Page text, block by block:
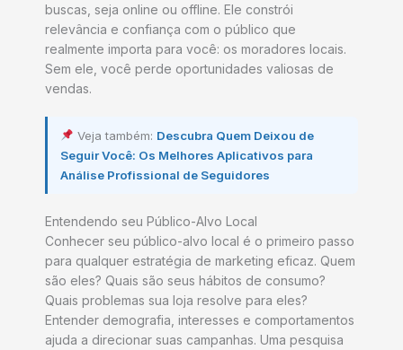
buscas, seja online ou offline. Ele constrói
relevância e confiança com o público que
realmente importa para você: os moradores locais.
Sem ele, você perde oportunidades valiosas de
vendas.
Veja também: Descubra Quem Deixou de
Seguir Você: Os Melhores Aplicativos para
Análise Profissional de Seguidores
Entendendo seu Público-Alvo Local
Conhecer seu público-alvo local é o primeiro passo
para qualquer estratégia de marketing eficaz. Quem
são eles? Quais são seus hábitos de consumo?
Quais problemas sua loja resolve para eles?
Entender demografia, interesses e comportamentos
ajuda a direcionar suas campanhas. Uma pesquisa